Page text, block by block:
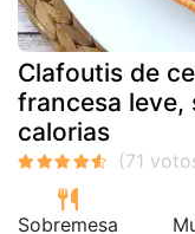
Clafoutis de
francesa leve,
calorias
Sobremesa